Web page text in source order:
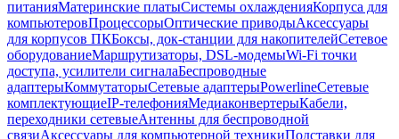
питанияМатеринские платыСистемы охлажденияКорпуса для
компьютеровПроцессорыОптические приводыАксессуары
для корпусов ПКБоксы, док-станции для накопителейСетевое
оборудованиеМаршрутизаторы, DSL-модемыWi-Fi точки
доступа, усилители сигналаБеспроводные
адаптерыКоммутаторыСетевые адаптерыPowerlineСетевые
комплектующиеIP-телефонияМедиаконвертерыКабели,
переходники сетевыеАнтенны для беспроводной
связиАксессуары для компьютерной техникиПодставки для